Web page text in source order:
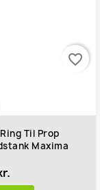
Til Prop
Maxima
favorite_border